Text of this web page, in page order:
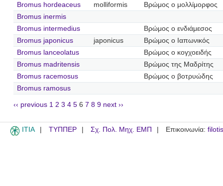
Bromus hordeaceus
molliformis
Βρώμος ο μολλίμορφος
Bromus inermis
Bromus intermedius
Βρώμος ο ενδιάμεσος
Bromus japonicus
japonicus
Βρώμος ο Ιαπωνικός
Bromus lanceolatus
Βρώμος ο κογχοειδής
Bromus madritensis
Βρώμος της Μαδρίτης
Bromus racemosus
Βρώμος ο βοτρυώδης
Bromus ramosus
‹‹ previous 1 2 3 4 5 6 7 8 9 next ››
ITIA ΤΥΠΠΕΡ Σχ. Πολ. Μηχ. ΕΜΠ Επικοινωνία: